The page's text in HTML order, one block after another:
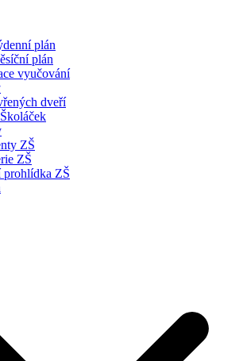
plán
plán
vyučování
dveří
ZŠ
ZŠ
ZŠ